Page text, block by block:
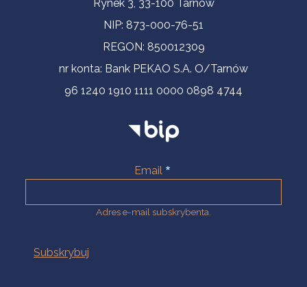
Rynek 3, 33-100 Tarnów
NIP: 873-000-76-51
REGON: 850012309
nr konta: Bank PEKAO S.A. O/Tarnów
96 1240 1910 1111 0000 0898 4744
Email
Adres e-mail subskrybenta.